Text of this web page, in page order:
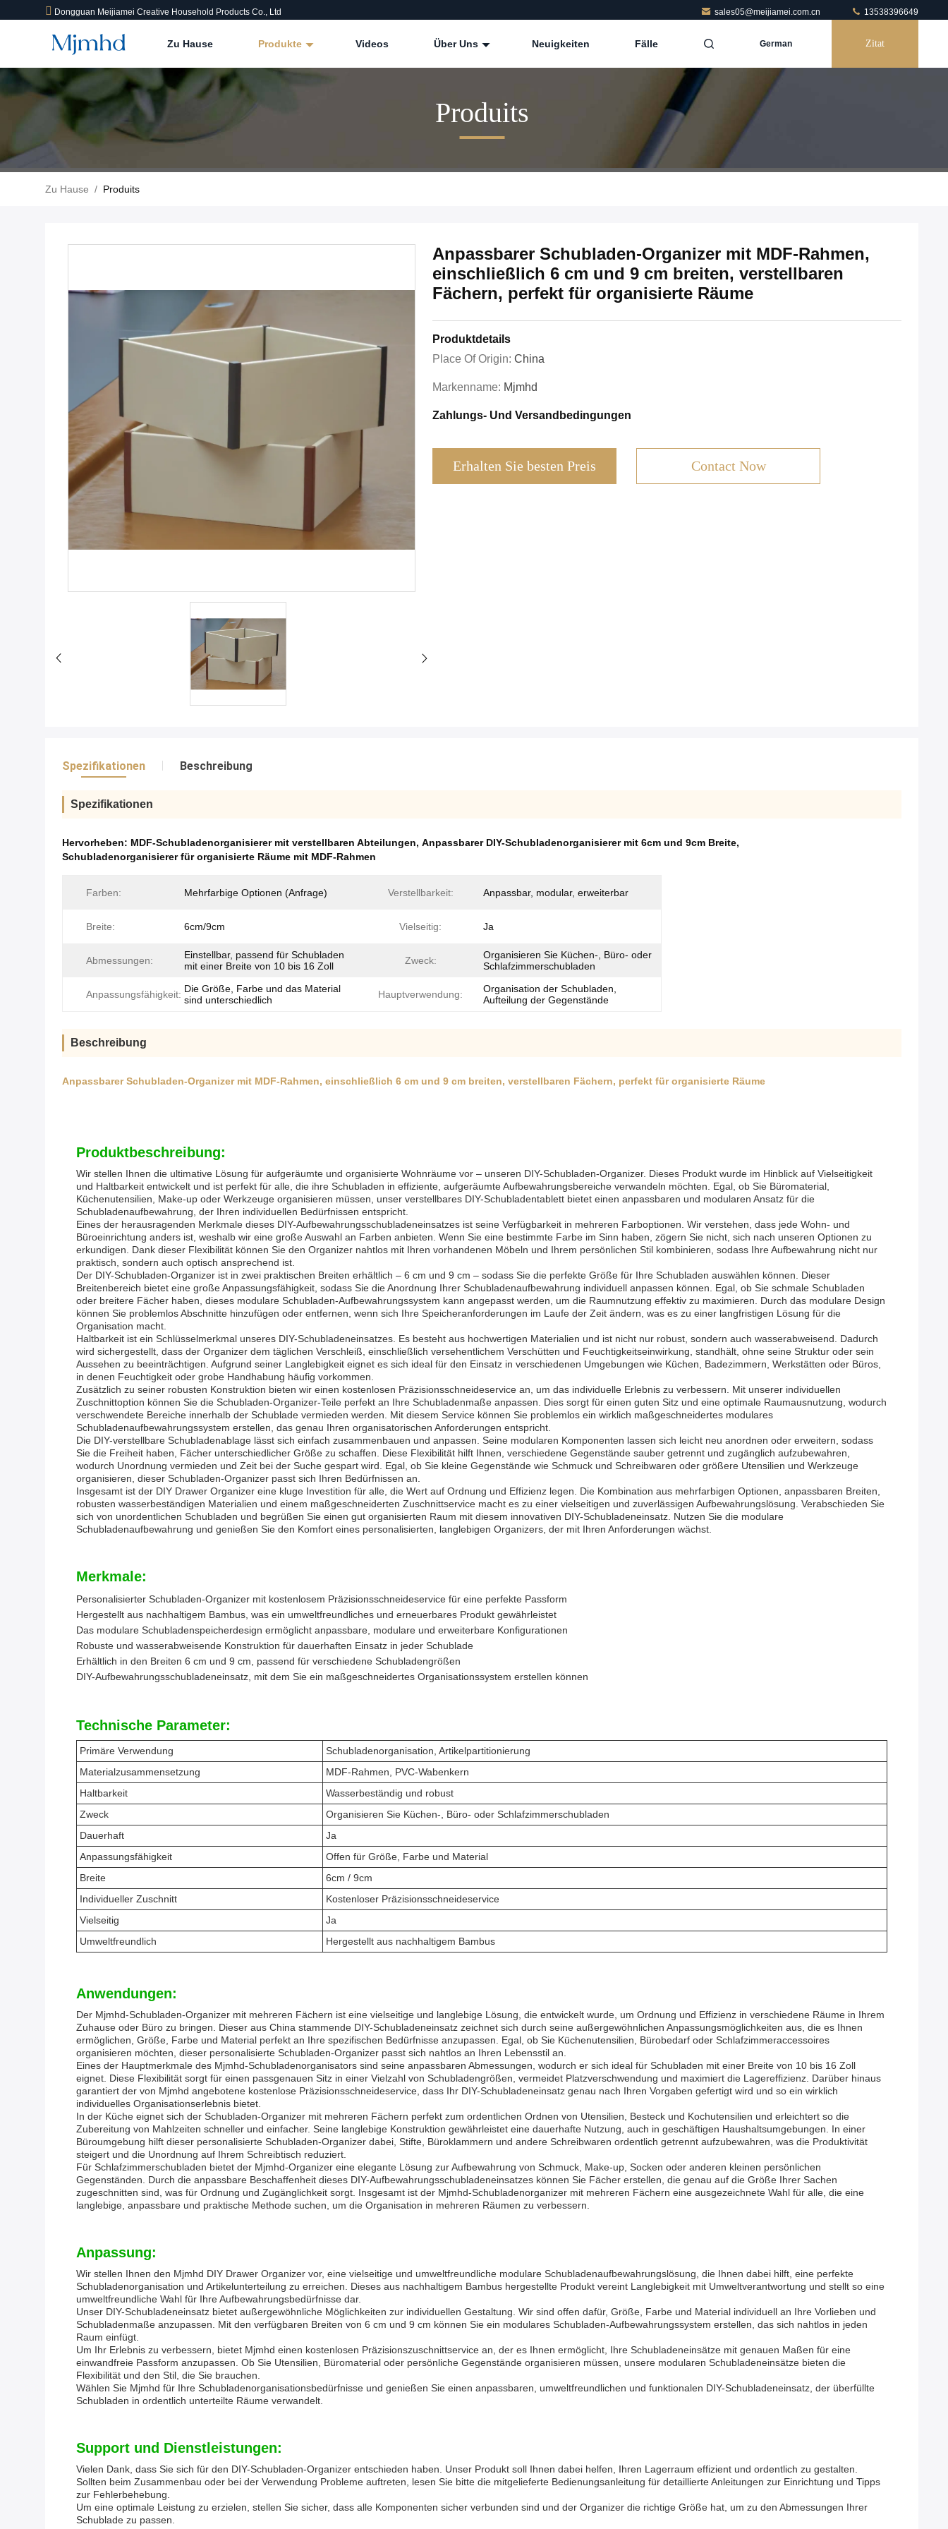
Dongguan Meijiamei Creative Household Products Co., Ltd sales05@meijiamei.com.cn 13538396649
Zu Hause Produkte Videos Über Uns Neuigkeiten Fälle German Zitat
Produits
Zu Hause / Produits
Anpassbarer Schubladen-Organizer mit MDF-Rahmen,
einschließlich 6 cm und 9 cm breiten, verstellbaren
Fächern, perfekt für organisierte Räume
Produktdetails
Place Of Origin: China
Markenname: Mjmhd
Zahlungs- Und Versandbedingungen
Erhalten Sie besten Preis Contact Now
Spezifikationen Beschreibung
Spezifikationen
Hervorheben: MDF-Schubladenorganisierer mit verstellbaren Abteilungen, Anpassbarer DIY-Schubladenorganisierer mit 6cm und 9cm Breite,
Schubladenorganisierer für organisierte Räume mit MDF-Rahmen
Farben: Mehrfarbige Optionen (Anfrage) Verstellbarkeit: Anpassbar, modular, erweiterbar
Breite: 6cm/9cm Vielseitig: Ja
Abmessungen:
Einstellbar, passend für Schubladen
mit einer Breite von 10 bis 16 Zoll
Zweck:
Organisieren Sie Küchen-, Büro- oder
Schlafzimmerschubladen
Anpassungsfähigkeit: Die Größe, Farbe und das Material
sind unterschiedlich
Hauptverwendung:
Organisation der Schubladen,
Aufteilung der Gegenstände
Beschreibung
Anpassbarer Schubladen-Organizer mit MDF-Rahmen, einschließlich 6 cm und 9 cm breiten, verstellbaren Fächern, perfekt für organisierte Räume
Produktbeschreibung:
Wir stellen Ihnen die ultimative Lösung für aufgeräumte und organisierte Wohnräume vor – unseren DIY-Schubladen-Organizer. Dieses Produkt wurde im Hinblick auf Vielseitigkeit
und Haltbarkeit entwickelt und ist perfekt für alle, die ihre Schubladen in effiziente, aufgeräumte Aufbewahrungsbereiche verwandeln möchten. Egal, ob Sie Büromaterial,
Küchenutensilien, Make-up oder Werkzeuge organisieren müssen, unser verstellbares DIY-Schubladentablett bietet einen anpassbaren und modularen Ansatz für die
Schubladenaufbewahrung, der Ihren individuellen Bedürfnissen entspricht.
Eines der herausragenden Merkmale dieses DIY-Aufbewahrungsschubladeneinsatzes ist seine Verfügbarkeit in mehreren Farboptionen. Wir verstehen, dass jede Wohn- und
Büroeinrichtung anders ist, weshalb wir eine große Auswahl an Farben anbieten. Wenn Sie eine bestimmte Farbe im Sinn haben, zögern Sie nicht, sich nach unseren Optionen zu
erkundigen. Dank dieser Flexibilität können Sie den Organizer nahtlos mit Ihren vorhandenen Möbeln und Ihrem persönlichen Stil kombinieren, sodass Ihre Aufbewahrung nicht nur
praktisch, sondern auch optisch ansprechend ist.
Der DIY-Schubladen-Organizer ist in zwei praktischen Breiten erhältlich – 6 cm und 9 cm – sodass Sie die perfekte Größe für Ihre Schubladen auswählen können. Dieser
Breitenbereich bietet eine große Anpassungsfähigkeit, sodass Sie die Anordnung Ihrer Schubladenaufbewahrung individuell anpassen können. Egal, ob Sie schmale Schubladen
oder breitere Fächer haben, dieses modulare Schubladen-Aufbewahrungssystem kann angepasst werden, um die Raumnutzung effektiv zu maximieren. Durch das modulare Design
können Sie problemlos Abschnitte hinzufügen oder entfernen, wenn sich Ihre Speicheranforderungen im Laufe der Zeit ändern, was es zu einer langfristigen Lösung für die
Organisation macht.
Haltbarkeit ist ein Schlüsselmerkmal unseres DIY-Schubladeneinsatzes. Es besteht aus hochwertigen Materialien und ist nicht nur robust, sondern auch wasserabweisend. Dadurch
wird sichergestellt, dass der Organizer dem täglichen Verschleiß, einschließlich versehentlichem Verschütten und Feuchtigkeitseinwirkung, standhält, ohne seine Struktur oder sein
Aussehen zu beeinträchtigen. Aufgrund seiner Langlebigkeit eignet es sich ideal für den Einsatz in verschiedenen Umgebungen wie Küchen, Badezimmern, Werkstätten oder Büros,
in denen Feuchtigkeit oder grobe Handhabung häufig vorkommen.
Zusätzlich zu seiner robusten Konstruktion bieten wir einen kostenlosen Präzisionsschneideservice an, um das individuelle Erlebnis zu verbessern. Mit unserer individuellen
Zuschnittoption können Sie die Schubladen-Organizer-Teile perfekt an Ihre Schubladenmaße anpassen. Dies sorgt für einen guten Sitz und eine optimale Raumausnutzung, wodurch
verschwendete Bereiche innerhalb der Schublade vermieden werden. Mit diesem Service können Sie problemlos ein wirklich maßgeschneidertes modulares
Schubladenaufbewahrungssystem erstellen, das genau Ihren organisatorischen Anforderungen entspricht.
Die DIY-verstellbare Schubladenablage lässt sich einfach zusammenbauen und anpassen. Seine modularen Komponenten lassen sich leicht neu anordnen oder erweitern, sodass
Sie die Freiheit haben, Fächer unterschiedlicher Größe zu schaffen. Diese Flexibilität hilft Ihnen, verschiedene Gegenstände sauber getrennt und zugänglich aufzubewahren,
wodurch Unordnung vermieden und Zeit bei der Suche gespart wird. Egal, ob Sie kleine Gegenstände wie Schmuck und Schreibwaren oder größere Utensilien und Werkzeuge
organisieren, dieser Schubladen-Organizer passt sich Ihren Bedürfnissen an.
Insgesamt ist der DIY Drawer Organizer eine kluge Investition für alle, die Wert auf Ordnung und Effizienz legen. Die Kombination aus mehrfarbigen Optionen, anpassbaren Breiten,
robusten wasserbeständigen Materialien und einem maßgeschneiderten Zuschnittservice macht es zu einer vielseitigen und zuverlässigen Aufbewahrungslösung. Verabschieden Sie
sich von unordentlichen Schubladen und begrüßen Sie einen gut organisierten Raum mit diesem innovativen DIY-Schubladeneinsatz. Nutzen Sie die modulare
Schubladenaufbewahrung und genießen Sie den Komfort eines personalisierten, langlebigen Organizers, der mit Ihren Anforderungen wächst.
Merkmale:
Personalisierter Schubladen-Organizer mit kostenlosem Präzisionsschneideservice für eine perfekte Passform
Hergestellt aus nachhaltigem Bambus, was ein umweltfreundliches und erneuerbares Produkt gewährleistet
Das modulare Schubladenspeicherdesign ermöglicht anpassbare, modulare und erweiterbare Konfigurationen
Robuste und wasserabweisende Konstruktion für dauerhaften Einsatz in jeder Schublade
Erhältlich in den Breiten 6 cm und 9 cm, passend für verschiedene Schubladengrößen
DIY-Aufbewahrungsschubladeneinsatz, mit dem Sie ein maßgeschneidertes Organisationssystem erstellen können
Technische Parameter:
Primäre Verwendung
Schubladenorganisation, Artikelpartitionierung
Materialzusammensetzung
MDF-Rahmen, PVC-Wabenkern
Haltbarkeit
Wasserbeständig und robust
Zweck
Organisieren Sie Küchen-, Büro- oder Schlafzimmerschubladen
Dauerhaft
Ja
Anpassungsfähigkeit
Offen für Größe, Farbe und Material
Breite
6cm / 9cm
Individueller Zuschnitt
Kostenloser Präzisionsschneideservice
Vielseitig
Ja
Umweltfreundlich
Hergestellt aus nachhaltigem Bambus
Anwendungen:
Der Mjmhd-Schubladen-Organizer mit mehreren Fächern ist eine vielseitige und langlebige Lösung, die entwickelt wurde, um Ordnung und Effizienz in verschiedene Räume in Ihrem
Zuhause oder Büro zu bringen. Dieser aus China stammende DIY-Schubladeneinsatz zeichnet sich durch seine außergewöhnlichen Anpassungsmöglichkeiten aus, die es Ihnen
ermöglichen, Größe, Farbe und Material perfekt an Ihre spezifischen Bedürfnisse anzupassen. Egal, ob Sie Küchenutensilien, Bürobedarf oder Schlafzimmeraccessoires
organisieren möchten, dieser personalisierte Schubladen-Organizer passt sich nahtlos an Ihren Lebensstil an.
Eines der Hauptmerkmale des Mjmhd-Schubladenorganisators sind seine anpassbaren Abmessungen, wodurch er sich ideal für Schubladen mit einer Breite von 10 bis 16 Zoll
eignet. Diese Flexibilität sorgt für einen passgenauen Sitz in einer Vielzahl von Schubladengrößen, vermeidet Platzverschwendung und maximiert die Lagereffizienz. Darüber hinaus
garantiert der von Mjmhd angebotene kostenlose Präzisionsschneideservice, dass Ihr DIY-Schubladeneinsatz genau nach Ihren Vorgaben gefertigt wird und so ein wirklich
individuelles Organisationserlebnis bietet.
In der Küche eignet sich der Schubladen-Organizer mit mehreren Fächern perfekt zum ordentlichen Ordnen von Utensilien, Besteck und Kochutensilien und erleichtert so die
Zubereitung von Mahlzeiten schneller und einfacher. Seine langlebige Konstruktion gewährleistet eine dauerhafte Nutzung, auch in geschäftigen Haushaltsumgebungen. In einer
Büroumgebung hilft dieser personalisierte Schubladen-Organizer dabei, Stifte, Büroklammern und andere Schreibwaren ordentlich getrennt aufzubewahren, was die Produktivität
steigert und die Unordnung auf Ihrem Schreibtisch reduziert.
Für Schlafzimmerschubladen bietet der Mjmhd-Organizer eine elegante Lösung zur Aufbewahrung von Schmuck, Make-up, Socken oder anderen kleinen persönlichen
Gegenständen. Durch die anpassbare Beschaffenheit dieses DIY-Aufbewahrungsschubladeneinsatzes können Sie Fächer erstellen, die genau auf die Größe Ihrer Sachen
zugeschnitten sind, was für Ordnung und Zugänglichkeit sorgt. Insgesamt ist der Mjmhd-Schubladenorganizer mit mehreren Fächern eine ausgezeichnete Wahl für alle, die eine
langlebige, anpassbare und praktische Methode suchen, um die Organisation in mehreren Räumen zu verbessern.
Anpassung:
Wir stellen Ihnen den Mjmhd DIY Drawer Organizer vor, eine vielseitige und umweltfreundliche modulare Schubladenaufbewahrungslösung, die Ihnen dabei hilft, eine perfekte
Schubladenorganisation und Artikelunterteilung zu erreichen. Dieses aus nachhaltigem Bambus hergestellte Produkt vereint Langlebigkeit mit Umweltverantwortung und stellt so eine
umweltfreundliche Wahl für Ihre Aufbewahrungsbedürfnisse dar.
Unser DIY-Schubladeneinsatz bietet außergewöhnliche Möglichkeiten zur individuellen Gestaltung. Wir sind offen dafür, Größe, Farbe und Material individuell an Ihre Vorlieben und
Schubladenmaße anzupassen. Mit den verfügbaren Breiten von 6 cm und 9 cm können Sie ein modulares Schubladen-Aufbewahrungssystem erstellen, das sich nahtlos in jeden
Raum einfügt.
Um Ihr Erlebnis zu verbessern, bietet Mjmhd einen kostenlosen Präzisionszuschnittservice an, der es Ihnen ermöglicht, Ihre Schubladeneinsätze mit genauen Maßen für eine
einwandfreie Passform anzupassen. Ob Sie Utensilien, Büromaterial oder persönliche Gegenstände organisieren müssen, unsere modularen Schubladeneinsätze bieten die
Flexibilität und den Stil, die Sie brauchen.
Wählen Sie Mjmhd für Ihre Schubladenorganisationsbedürfnisse und genießen Sie einen anpassbaren, umweltfreundlichen und funktionalen DIY-Schubladeneinsatz, der überfüllte
Schubladen in ordentlich unterteilte Räume verwandelt.
Support und Dienstleistungen:
Vielen Dank, dass Sie sich für den DIY-Schubladen-Organizer entschieden haben. Unser Produkt soll Ihnen dabei helfen, Ihren Lagerraum effizient und ordentlich zu gestalten.
Sollten beim Zusammenbau oder bei der Verwendung Probleme auftreten, lesen Sie bitte die mitgelieferte Bedienungsanleitung für detaillierte Anleitungen zur Einrichtung und Tipps
zur Fehlerbehebung.
Um eine optimale Leistung zu erzielen, stellen Sie sicher, dass alle Komponenten sicher verbunden sind und der Organizer die richtige Größe hat, um zu den Abmessungen Ihrer
Schublade zu passen.